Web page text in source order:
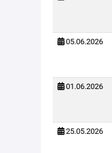
05.06.2026
01.06.2026
25.05.2026